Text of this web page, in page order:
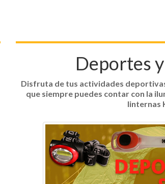
Deportes
Disfruta de tus actividades
que siempre puedes contar con la
linternas